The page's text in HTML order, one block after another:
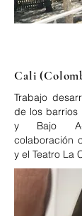
Cali
Trabajo
de los barrios
y Bajo
colaboración
y el Teatro La